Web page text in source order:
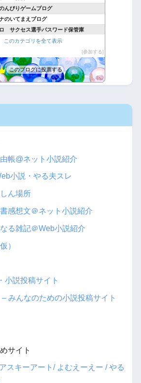
んびりゲームブログ
のいてまえブログ
サクセス選手パスワード保管庫
＠不撓不屈
このカテゴリを全て表示
参加する
このブログに投票する
帳@ネット小説紹介
小説・やる夫スレ
ん場所
感想文＠ネット小説紹介
る雑記＠Web小説紹介
）
小説投稿サイト
みんなのための小説投稿サイト
サイト
スキーアート/ よむえーえー / やる